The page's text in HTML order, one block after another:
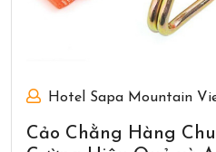
Hotel Sapa Mountain
Cảo Chằng Hàng